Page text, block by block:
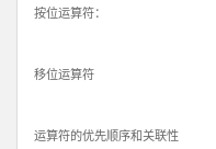
按位运算符：
移位运算符
运算符的优先顺序和关联性